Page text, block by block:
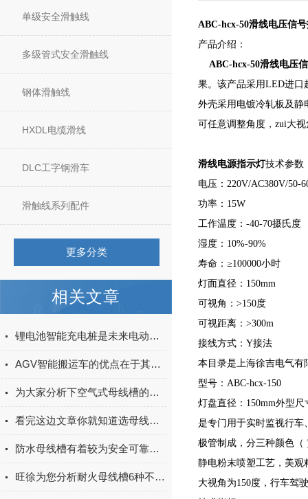
单级安全滑触线
多级管式安全滑触线
钢体滑触线
HXDL电缆滑线
DLC工字钢滑车
滑触线系列配件
更多分类
相关文章
锂电池智能充电桩是未来电动汽车充电行业的重要发展方向
AGV智能搬运车的优点在于其自动化、智能化和高效率
为大家分析下空气式母线槽的储存事项
看完这边文章你就知道选母线槽好还是电缆好
防水母线槽有着较为安全可靠的性能
旺徐为您分析耐火母线槽6种不同的制造标准
ABC-hcx-50滑线电压信
产品介绍：
ABC-hcx-50滑线电压
果。该产品采用LED进口
外壳采用电镀冷轧板及静
可任意调整角度，zui大
滑线电源指示灯技术参数
电压：220V/AC380V/50-
功率：15W
工作温度：-40-70摄氏度
湿度：10%-90%
寿命：≥100000小时
灯面直径：150mm
可视角：>150度
可视距离：>300m
接线方式：Y接法
本目录是上海徐吉电气有
型号：ABC-hcx-150
灯盘直径：150mm外型
是专门用于实时监视行车
极管制成，分三种颜色（
静电粉末喷塑工艺，美观
大视角为150度，行车驾